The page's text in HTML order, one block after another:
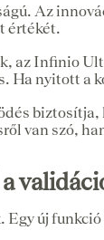
Az
értékét.
az Infinio
Ha nyitott a
van szó,
Egy új